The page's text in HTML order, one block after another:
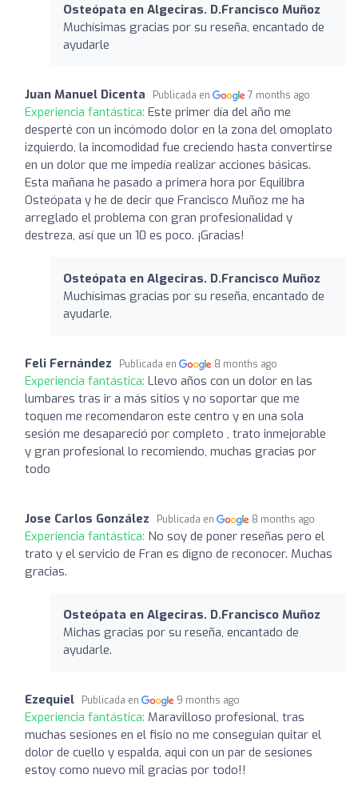
Osteópata en Algeciras. D.Francisco Muñoz
Muchísimas gracias por su reseña, encantado de
ayudarle
Juan Manuel Dicenta Publicada en 7 months ago
Experiencia fantástica: Este primer día del año me
desperté con un incómodo dolor en la zona del omoplato
izquierdo, la incomodidad fue creciendo hasta convertirse
en un dolor que me impedía realizar acciones básicas.
Esta mañana he pasado a primera hora por Equilibra
Osteópata y he de decir que Francisco Muñoz me ha
arreglado el problema con gran profesionalidad y
destreza, así que un 10 es poco. ¡Gracias!
Osteópata en Algeciras. D.Francisco Muñoz
Muchísimas gracias por su reseña, encantado de
ayudarle.
Feli Fernández Publicada en 8 months ago
Experiencia fantástica: Llevo años con un dolor en las
lumbares tras ir a más sitios y no soportar que me
toquen me recomendaron este centro y en una sola
sesión me desapareció por completo , trato inmejorable
y gran profesional lo recomiendo, muchas gracias por
todo
Jose Carlos González Publicada en 8 months ago
Experiencia fantástica: No soy de poner reseñas pero el
trato y el servicio de Fran es digno de reconocer. Muchas
gracias.
Osteópata en Algeciras. D.Francisco Muñoz
Michas gracias por su reseña, encantado de
ayudarle.
Ezequiel Publicada en 9 months ago
Experiencia fantástica: Maravilloso profesional, tras
muchas sesiones en el fisio no me conseguian quitar el
dolor de cuello y espalda, aqui con un par de sesiones
estoy como nuevo mil gracias por todo!!